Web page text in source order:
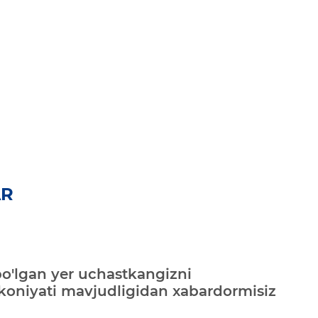
yer uchastkangizni
mavjudligidan xabardormisiz